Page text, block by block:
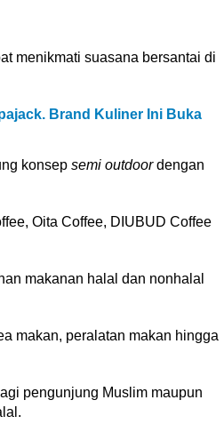
menikmati suasana bersantai di
Brand Kuliner Ini Buka
konsep semi outdoordengan
Oita Coffee, DIUBUD Coffee
makanan halal dan nonhalal
makan, peralatan makan hingga
pengunjung Muslim maupun